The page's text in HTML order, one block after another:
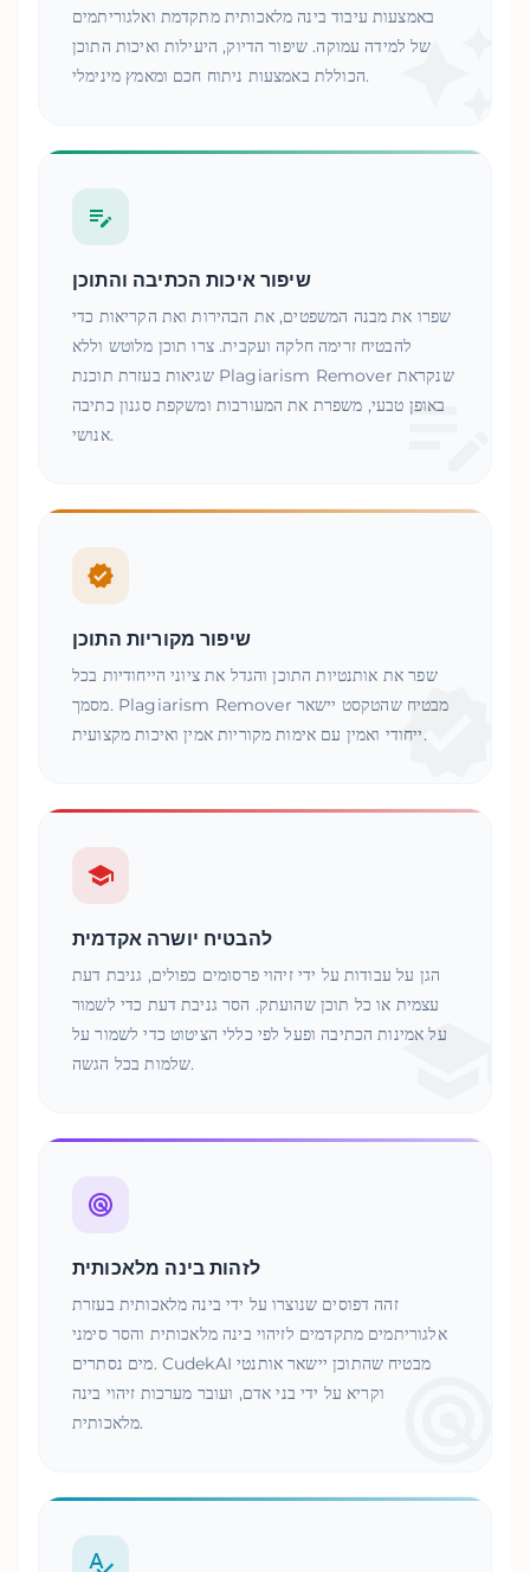
באמצעות עיבוד בינה מלאכותית מתקדמת ואלגוריתמים
של למידה עמוקה. שיפור הדיוק, היעילות ואיכות התוכן
הכוללת באמצעות ניתוח חכם ומאמץ מינימלי.
שיפור איכות הכתיבה והתוכן
שפרו את מבנה המשפטים, את הבהירות ואת הקריאות כדי
להבטיח זרימה חלקה ועקבית. צרו תוכן מלוטש וללא
שגיאות בעזרת תוכנת Plagiarism Remover שנקראת
באופן טבעי, משפרת את המעורבות ומשקפת סגנון כתיבה
אנושי.
שיפור מקוריות התוכן
שפר את אותנטיות התוכן והגדל את ציוני הייחודיות בכל
מסמך. Plagiarism Remover מבטיח שהטקסט יישאר
ייחודי ואמין עם אימות מקוריות אמין ואיכות מקצועית.
להבטיח יושרה אקדמית
הגן על עבודות על ידי זיהוי פרסומים כפולים, גניבת דעת
עצמית או כל תוכן שהועתק. הסר גניבת דעת כדי לשמור
על אמינות הכתיבה ופעל לפי כללי הציטוט כדי לשמור על
שלמות בכל הגשה.
לזהות בינה מלאכותית
זהה דפוסים שנוצרו על ידי בינה מלאכותית בעזרת
אלגוריתמים מתקדמים לזיהוי בינה מלאכותית והסר סימני
מים נסתרים. CudekAI מבטיח שהתוכן יישאר אותנטי
וקריא על ידי בני אדם, ועובר מערכות זיהוי בינה
מלאכותית.